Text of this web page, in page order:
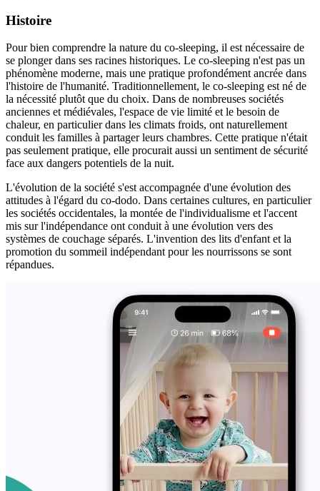
Histoire
Pour bien comprendre la nature du co-sleeping, il est nécessaire de
se plonger dans ses racines historiques. Le co-sleeping n'est pas un
phénomène moderne, mais une pratique profondément ancrée dans
l'histoire de l'humanité. Traditionnellement, le co-sleeping est né de
la nécessité plutôt que du choix. Dans de nombreuses sociétés
anciennes et médiévales, l'espace de vie limité et le besoin de
chaleur, en particulier dans les climats froids, ont naturellement
conduit les familles à partager leurs chambres. Cette pratique n'était
pas seulement pratique, elle procurait aussi un sentiment de sécurité
face aux dangers potentiels de la nuit.
L'évolution de la société s'est accompagnée d'une évolution des
attitudes à l'égard du co-dodo. Dans certaines cultures, en particulier
les sociétés occidentales, la montée de l'individualisme et l'accent
mis sur l'indépendance ont conduit à une évolution vers des
systèmes de couchage séparés. L'invention des lits d'enfant et la
promotion du sommeil indépendant pour les nourrissons se sont
répandues.